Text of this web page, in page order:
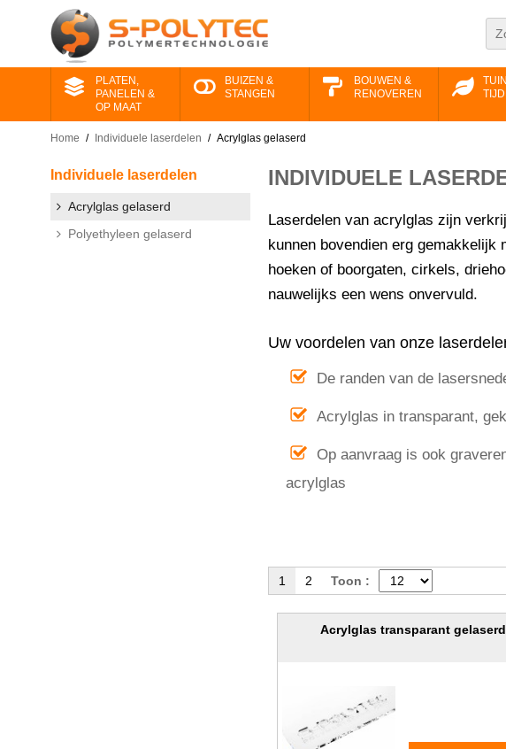
PLATEN,
PANELEN &
OP MAAT
BUIZEN &
STANGEN
BOUWEN &
RENOVEREN
TIJD
Home / Individuele laserdelen / Acrylglas gelaserd
Individuele laserdelen
Acrylglas gelaserd
Polyethyleen gelaserd
INDIVIDUELE
Laserdelen van acrylglas zijn
kunnen bovendien erg gemakkelijk
hoeken of boorgaten, cirkels,
nauwelijks een wens onvervuld.
Uw voordelen van onze
De randen van de
Acrylglas in transparant,
Op aanvraag is ook
acrylglas
Toon :
1 2
Acrylglas transparant gelaserd